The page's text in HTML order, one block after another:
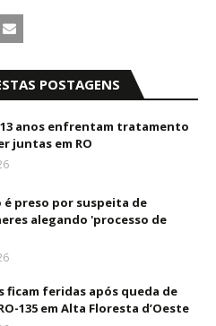
POSTAGENS
13 anos enfrentam tratamento
juntas em RO
preso por suspeita de
alegando 'processo de
ficam feridas após queda de
135 em Alta Floresta d’Oeste